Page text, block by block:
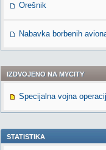
Orešnik
Nabavka borbenih
IZDVOJENO NA MYCITY
Specijalna vojna
STATISTIKA